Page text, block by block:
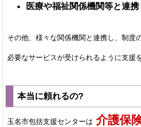
医療や福祉関係機関等と連
その他、様々な関係機関と連携し、制度
必要なサービスが受けられるように支援
本当に頼れるの?
玉名市包括支援センターは 介護保